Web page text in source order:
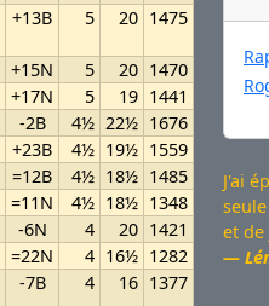
+13B 5 20 1475
+15N 5 20 1470
+17N 5 19 1441
-2B 4½ 22½ 1676
+23B 4½ 19½ 1559
=12B 4½ 18½ 1485
=11N 4½ 18½ 1348
-6N 4 20 1421
=22N 4 16½ 1282
-7B 4 16 1377
J'ai
et de